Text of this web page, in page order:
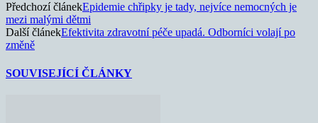
Předchozí článekEpidemie chřipky je tady, nejvíce nemocných je
mezi malými dětmi
Další článekEfektivita zdravotní péče upadá. Odborníci volají po
změně
SOUVISEJÍCÍ ČLÁNKY